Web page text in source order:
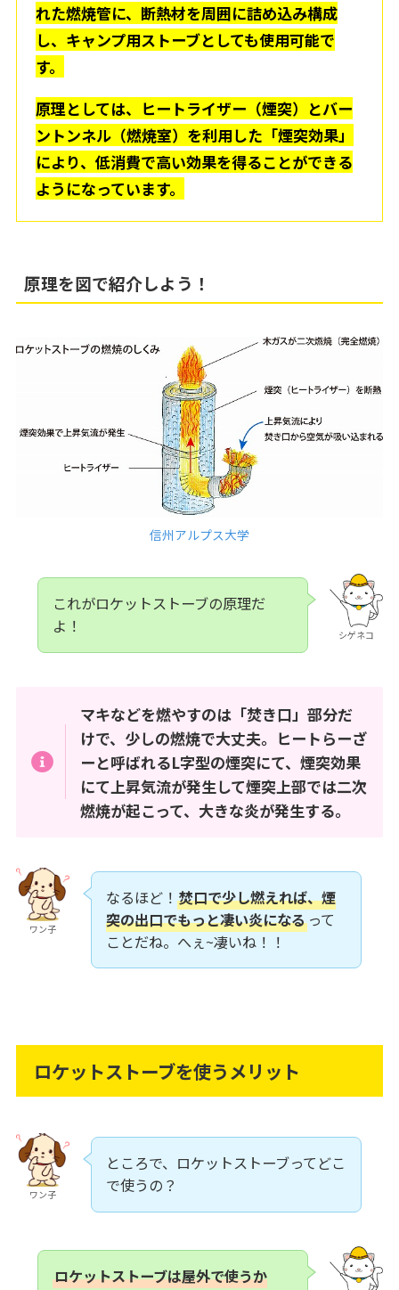
れた燃焼管に、断熱材を周囲に詰め込み構成
し、キャンプ用ストーブとしても使用可能で
す。
原理としては、ヒートライザー（煙突）とバー
ントンネル（燃焼室）を利用した「煙突効果」
により、低消費で高い効果を得ることができる
ようになっています。
原理を図で紹介しよう！
信州アルプス大学
シゲネコ
これがロケットストーブの原理だ
よ！
マキなどを燃やすのは「焚き口」部分だ
けで、少しの燃焼で大丈夫。ヒートらーざ
ーと呼ばれるL字型の煙突にて、煙突効果
にて上昇気流が発生して煙突上部では二次
燃焼が起こって、大きな炎が発生する。
ワン子
なるほど！焚口で少し燃えれば、煙
突の出口でもっと凄い炎になる って
ことだね。へぇ~凄いね！！
ロケットストーブを使うメリット
ワン子
ところで、ロケットストーブってどこ
で使うの？
ロケットストーブは屋外で使うか